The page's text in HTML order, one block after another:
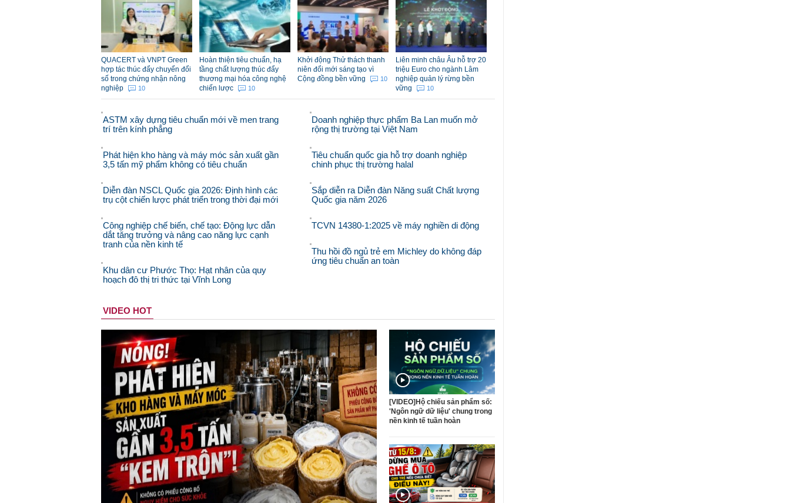
QUACERT và VNPT Green
hợp tác thúc đẩy chuyển đổi
số trong chứng nhận nông
nghiệp
10
Hoàn thiện tiêu chuẩn, hạ
tầng chất lượng thúc đẩy
thương mại hóa công nghệ
chiến lược
10
Khởi động Thử thách thanh
niên đổi mới sáng tạo vì
Cộng đồng bền vững
10
Liên minh châu Âu hỗ trợ 20
triệu Euro cho ngành Lâm
nghiệp quản lý rừng bền
vững
10
ASTM xây dựng tiêu chuẩn mới về men trang
trí trên kính phẳng
Phát hiện kho hàng và máy móc sản xuất gần
3,5 tấn mỹ phẩm không có tiêu chuẩn
Diễn đàn NSCL Quốc gia 2026: Định hình các
trụ cột chiến lược phát triển trong thời đại mới
Công nghiệp chế biến, chế tạo: Động lực dẫn
dắt tăng trưởng và nâng cao năng lực cạnh
tranh của nền kinh tế
Khu dân cư Phước Thọ: Hạt nhân của quy
hoạch đô thị tri thức tại Vĩnh Long
Doanh nghiệp thực phẩm Ba Lan muốn mở
rộng thị trường tại Việt Nam
Tiêu chuẩn quốc gia hỗ trợ doanh nghiệp
chinh phục thị trường halal
Sắp diễn ra Diễn đàn Năng suất Chất lượng
Quốc gia năm 2026
TCVN 14380-1:2025 về máy nghiền di động
Thu hồi đồ ngủ trẻ em Michley do không đáp
ứng tiêu chuẩn an toàn
VIDEO HOT
[VIDEO]Hộ chiếu sản phẩm số:
'Ngôn ngữ dữ liệu' chung trong
nền kinh tế tuần hoàn